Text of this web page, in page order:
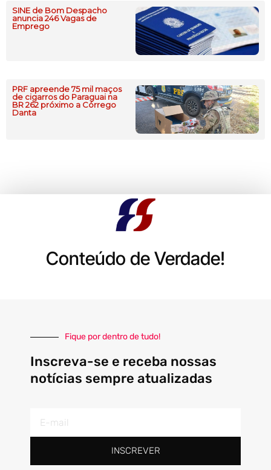
SINE de Bom Despacho
anuncia 246 Vagas de
Emprego
PRF apreende 75 mil maços
de cigarros do Paraguai na
BR 262 próximo a Córrego
Danta
Conteúdo de Verdade!
Fique por dentro de tudo!
Inscreva-se e receba nossas
notícias sempre atualizadas
mail
INSCREVER